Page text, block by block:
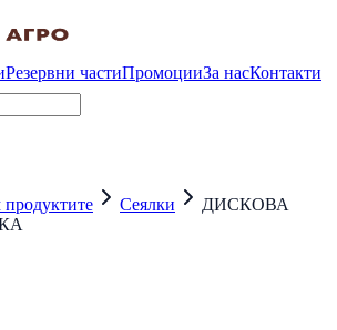
Резервни частиПромоцииЗа насКонтакти
Сеялки
ДИСКОВА